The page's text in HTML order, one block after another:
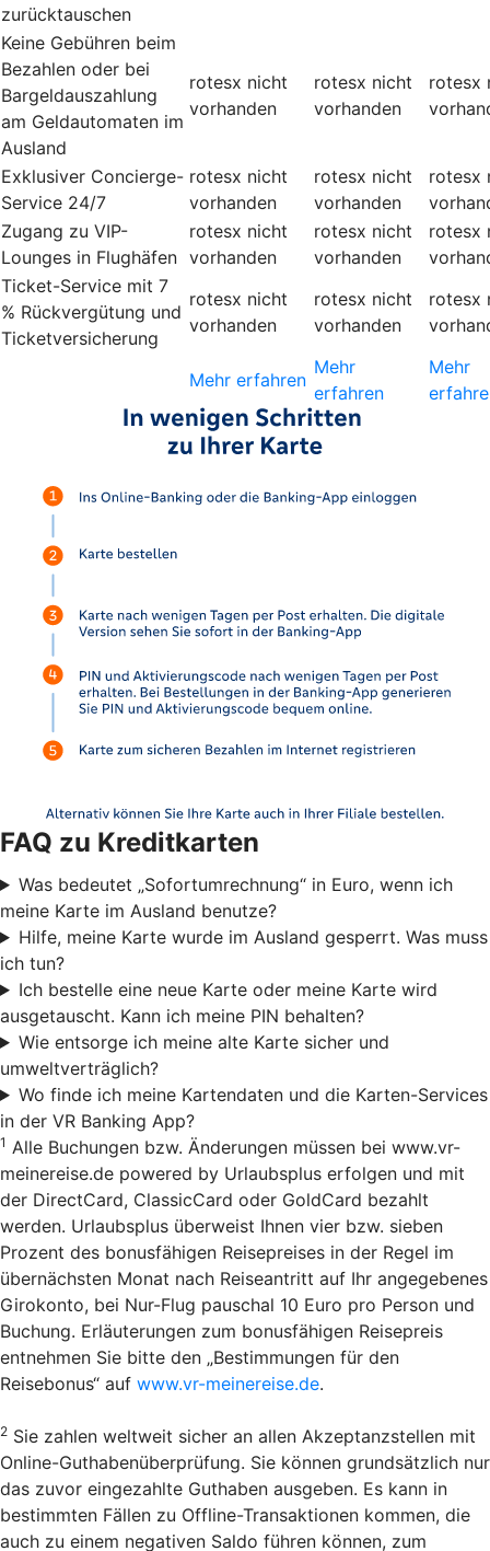
zurücktauschen
Keine Gebühren beim
Bezahlen oder bei
Bargeldauszahlung
am Geldautomaten im
Ausland
rotesx nicht
vorhanden
rotesx nicht
vorhanden
rotesx
Exklusiver Concierge-
Service 24/7
rotesx nicht
vorhanden
rotesx nicht
vorhanden
rotesx
Zugang zu VIP-
Lounges in Flughäfen
rotesx nicht
vorhanden
rotesx nicht
vorhanden
rotesx
Ticket-Service mit 7
% Rückvergütung und
Ticketversicherung
rotesx nicht
vorhanden
rotesx nicht
vorhanden
rotesx
Mehr erfahren
Mehr
erfahren
Mehr
FAQ zu Kreditkarten
Was bedeutet „Sofortumrechnung“ in Euro, wenn ich
meine Karte im Ausland benutze?
Hilfe, meine Karte wurde im Ausland gesperrt. Was muss
ich tun?
Ich bestelle eine neue Karte oder meine Karte wird
ausgetauscht. Kann ich meine PIN behalten?
Wie entsorge ich meine alte Karte sicher und
umweltverträglich?
Wo finde ich meine Kartendaten und die Karten-Services
in der VR Banking App?
1 Alle Buchungen bzw. Änderungen müssen bei www.vr-
meinereise.de powered by Urlaubsplus erfolgen und mit
der DirectCard, ClassicCard oder GoldCard bezahlt
werden. Urlaubsplus überweist Ihnen vier bzw. sieben
Prozent des bonusfähigen Reisepreises in der Regel im
übernächsten Monat nach Reiseantritt auf Ihr angegebenes
Girokonto, bei Nur-Flug pauschal 10 Euro pro Person und
Buchung. Erläuterungen zum bonusfähigen Reisepreis
entnehmen Sie bitte den „Bestimmungen für den
Reisebonus“ auf www.vr-meinereise.de.
2 Sie zahlen weltweit sicher an allen Akzeptanzstellen mit
Online-Guthabenüberprüfung. Sie können grundsätzlich nur
das zuvor eingezahlte Guthaben ausgeben. Es kann in
bestimmten Fällen zu Offline-Transaktionen kommen, die
auch zu einem negativen Saldo führen können, zum